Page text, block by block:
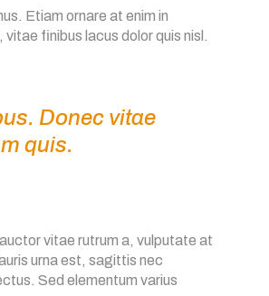
Etiam ornare at enim in
finibus lacus dolor quis nisl.
Donec vitae
quis.
vitae rutrum a, vulputate at
urna est, sagittis nec
Sed elementum varius